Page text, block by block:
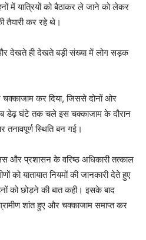
में यात्रियों को बैठाकर ले जाने को लेकर
की तैयारी कर रहे थे।
देखते ही देखते बड़ी संख्या में लोग सड़क
चक्काजाम कर दिया, जिससे दोनों ओर
डेढ़ घंटे तक चले इस चक्काजाम के दौरान
तनावपूर्ण स्थिति बन गई।
और प्रशासन के वरिष्ठ अधिकारी तत्काल
को यातायात नियमों की जानकारी देते हुए
को छोड़ने की बात कही। इसके बाद
ग्रामीण शांत हुए और चक्काजाम समाप्त कर